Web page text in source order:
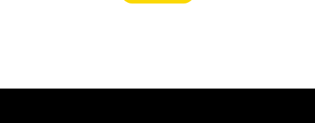
המוצר